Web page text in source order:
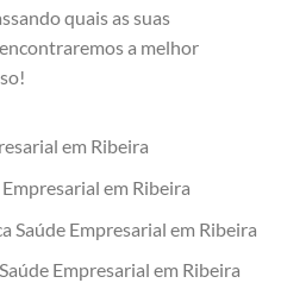
quais as suas
a melhor
em Ribeira
em Ribeira
Saúde Empresarial em Ribeira
Empresarial em Ribeira